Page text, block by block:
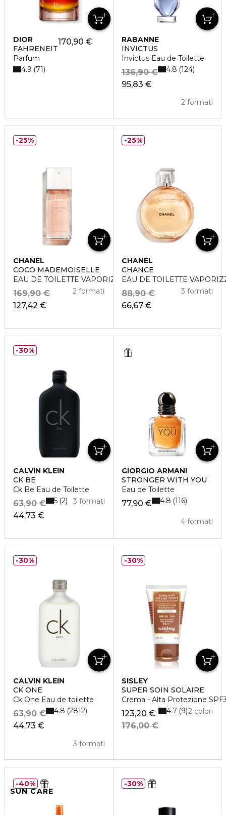
DIOR
FAHRENEIT
Parfum
170,90 €
4.9 71
RABANNE
INVICTUS
Invictus Eau de Toilette
95,83 €
136,90 €
2 formati
4.8 124
CHANEL
COCO MADEMOISELLE
EAU DE TOILETTE VAPORIZZATORE
127,42 €
169,90 € 2 formati
25%
CHANEL
CHANCE
EAU DE TOILETTE
66,67 €
88,90 € 3 formati
25%
CALVIN KLEIN
CK BE
Ck Be Eau de Toilette
44,73 €
63,90 € 3 formati
5 2
30%
GIORGIO ARMANI
STRONGER WITH YOU
Eau de Toilette
77,90 €
4 formati
4.8 116
CALVIN KLEIN
CK ONE
Ck One Eau de toilette
44,73 €
63,90 €
3 formati
4.8 2812
30%
SISLEY
SUPER SOIN SOLAIRE
Crema - Alta Protezione
123,20 €
176,00 €
2 colori
4.7 9
30%
SUN CARE
40% 30%